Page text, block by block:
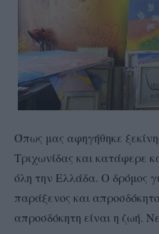
Όπως μας αφηγήθηκε
Τριχωνίδας και κατάφερε
όλη την Ελλάδα. Ο δρόμος
παράξενος και
απροσδόκητη είναι η ζωή.